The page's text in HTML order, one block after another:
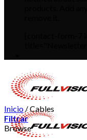
Inicio /Cables
Filtrar
Browse